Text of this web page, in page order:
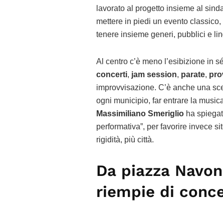
lavorato al progetto insieme al
mettere in piedi un evento
tenere insieme generi, pubblici e
Al centro c’è meno l’esibizione in
concerti, jam session, parate,
improvvisazione. C’è anche una
ogni municipio, far entrare la
Massimiliano Smeriglio ha
performativa”, per favorire invece
rigidità, più città.
Da piazza
riempie di